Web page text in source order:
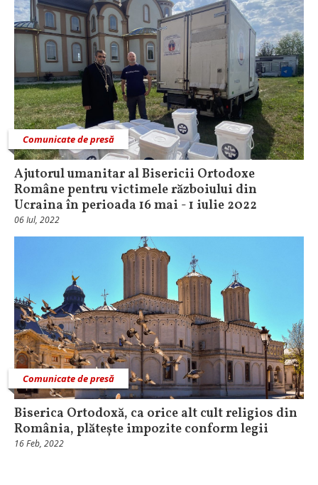
Comunicate de presă
Ajutorul umanitar al Bisericii Ortodoxe
Române pentru victimele războiului din
Ucraina în perioada 16 mai - 1 iulie 2022
06 Iul, 2022
Comunicate de presă
Biserica Ortodoxă, ca orice alt cult religios din
România, plătește impozite conform legii
16 Feb, 2022